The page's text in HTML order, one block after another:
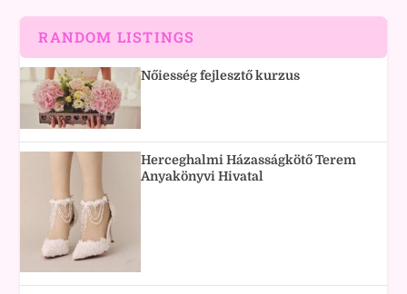
RANDOM LISTINGS
Nőiesség fejlesztő kurzus
Herceghalmi Házasságkötő Terem
Anyakönyvi Hivatal